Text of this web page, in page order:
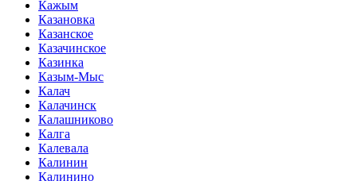
Кажым
Казановка
Казанское
Казачинское
Казинка
Казым-Мыс
Калач
Калачинск
Калашниково
Калга
Калевала
Калинин
Калинино